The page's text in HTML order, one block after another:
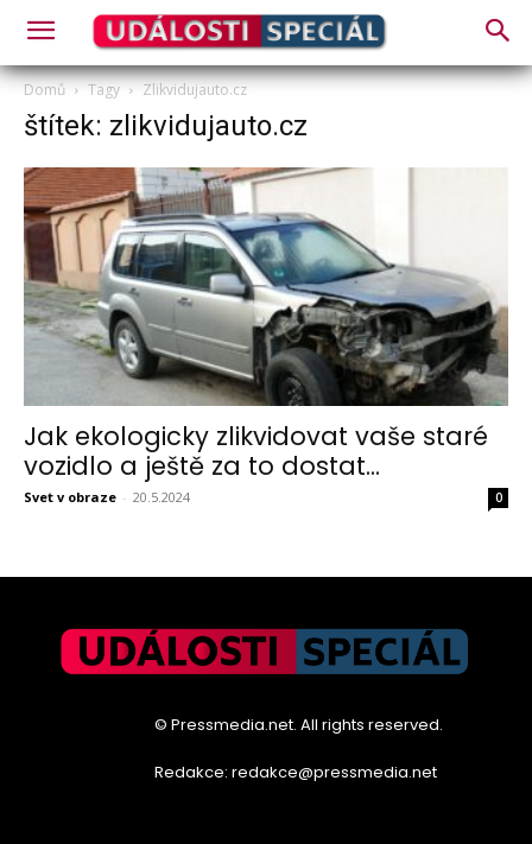
Domů Tagy Zlikvidujauto.cz
štítek: zlikvidujauto.cz
Jak ekologicky zlikvidovat vaše staré
vozidlo a ještě za to dostat...
Svet v obraze - 20.5.2024 0
© Pressmedia.net. All rights reserved.
Redakce: redakce@pressmedia.net